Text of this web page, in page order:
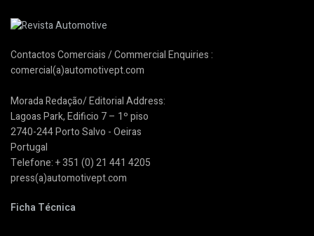
Contactos Comerciais / Commercial Enquiries :
comercial(a)automotivept.com
Morada Redação/ Editorial Address:
Lagoas Park, Edificio 7 – 1º piso
2740-244 Porto Salvo - Oeiras
Portugal
Telefone: + 351 (0) 21 441 4205
press(a)automotivept.com
Ficha Técnica